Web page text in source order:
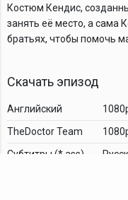
Костюм Кендис,
занять её место, а сама
братьях, чтобы помочь
Скачать эпизод
Английский
TheDoctor Team
Cубтитры (*.ass)